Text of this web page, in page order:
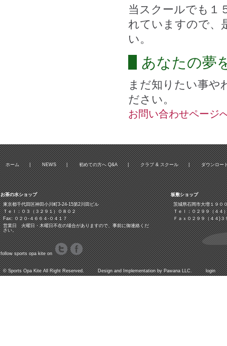
当スクールでも１
れていますので、
い。
あなたの夢
まだ知りたい事や
ださい。
お問い合わせページ
ホーム | NEWS | 初めての方へ Q&A | クラブ & スクール | ダウンロー
お茶の水ショップ
東京都千代田区神田小川町3‐24‐15第2川田ビル
Ｔｅｌ：０３（３２９１）０８０２
Fax: ０２０-４６６４-０４１７
営業日 火曜日・木曜日不在の場合がありますので、事前に御連絡くだ
さい。
follow sports opa kite on
板敷ショップ
茨城県石岡市大増１９０
Ｔｅｌ：０２９９（４４
Ｆａｘ０２９９（４４)３
©Sports Opa KiteAll Right Reserved. Design and Implementation byPawana LLC. login